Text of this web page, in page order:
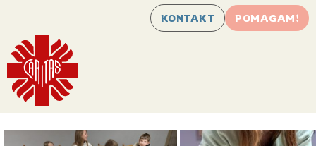
KONTAKT POMAGAM!